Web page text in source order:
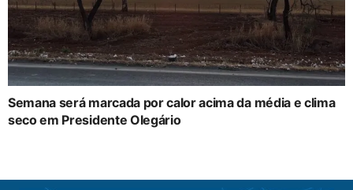
Semana será marcada por calor acima da média e clima
seco em Presidente Olegário